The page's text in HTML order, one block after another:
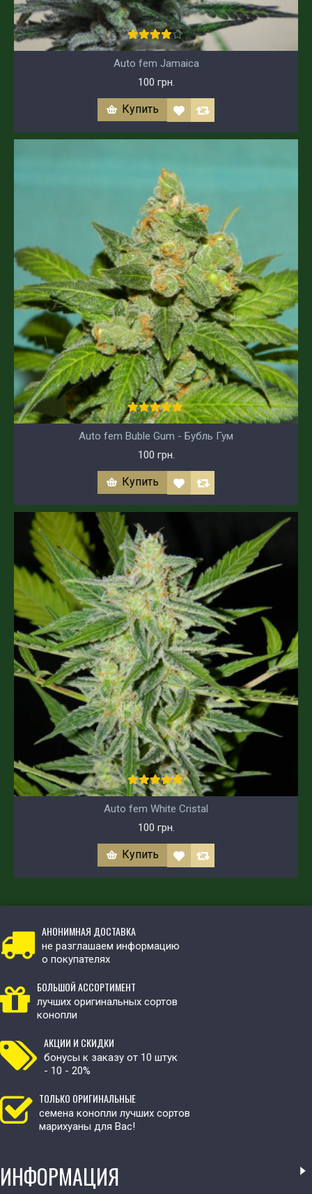
Auto fem Jamaica
100 грн.
Купить
Auto fem Buble Gum - Бубль Гум
100 грн.
Купить
Auto fem White Cristal
100 грн.
Купить
АНОНИМНАЯ ДОСТАВКА
не разглашаем информацию
о покупателях
БОЛЬШОЙ АССОРТИМЕНТ
лучших оригинальных сортов
конопли
АКЦИИ И СКИДКИ
бонусы к заказу от 10 штук
- 10 - 20%
ТОЛЬКО ОРИГИНАЛЬНЫЕ
семена конопли лучших сортов
марихуаны для Вас!
ИНФОРМАЦИЯ